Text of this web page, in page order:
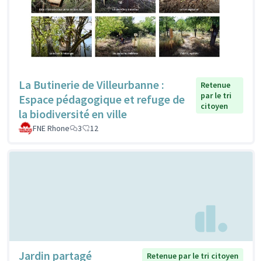
La Butinerie de Villeurbanne :
Espace pédagogique et refuge de
la biodiversité en ville
Retenue
par le tri
citoyen
FNE Rhone 3 12
Jardin partagé
Retenue par le tri citoyen